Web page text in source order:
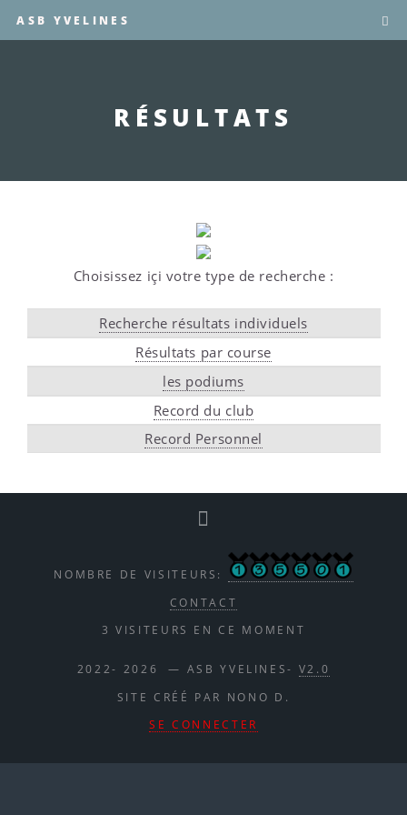
ASB YVELINES
RÉSULTATS
Choisissez içi votre type de recherche :
Recherche résultats individuels
Résultats par course
les podiums
Record du club
Record Personnel
NOMBRE DE VISITEURS:
CONTACT
3 VISITEURS EN CE MOMENT
2022- 2026 — ASB YVELINES- V2.0
SITE CRÉÉ PAR NONO D.
SE CONNECTER